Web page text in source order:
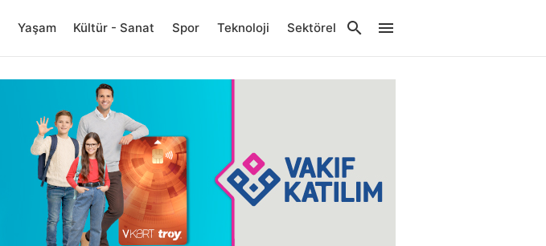
Yaşam Kültür - Sanat Spor Teknoloji Sektörel